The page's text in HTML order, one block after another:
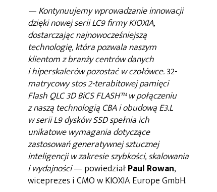
— Kontynuujemy wprowadzanie innowacji
dzięki nowej serii LC9 firmy KIOXIA,
dostarczając najnowocześniejszą
technologię, która pozwala naszym
klientom z branży centrów danych
i hiperskalerów pozostać w czołówce.32-
matrycowy stos 2-terabitowej pamięci
Flash QLC 3D BiCS FLASH™ w połączeniu
z naszą technologią CBA i obudową E3.L
w serii L9 dysków SSD spełnia ich
unikatowe wymagania dotyczące
zastosowań generatywnej sztucznej
inteligencji w zakresie szybkości, skalowania
i wydajności— powiedziałPaul Rowan,
wiceprezes i CMO w KIOXIA Europe GmbH.